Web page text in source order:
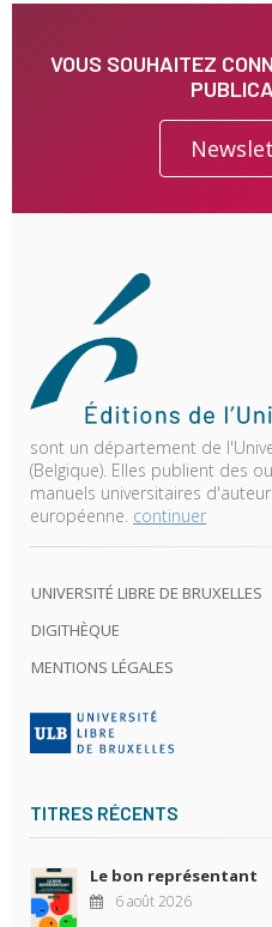
VOUS SOUHAITEZ
sont un département de
(Belgique). Elles publient des
manuels universitaires
européenne. continuer
UNIVERSITÉ LIBRE DE BRUXELLES
DIGITHÈQUE
MENTIONS LÉGALES
TITRES RÉCENTS
Le bon représentant
6 août 2026